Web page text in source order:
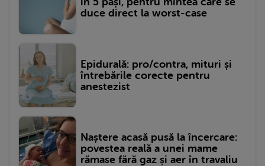
duce direct la worst-case
Epidurală: pro/contra, mituri și
întrebările corecte pentru
anestezist
Naștere acasă pusă la încercare:
povestea reală a unei mame
rămase fără gaz și aer în travaliu